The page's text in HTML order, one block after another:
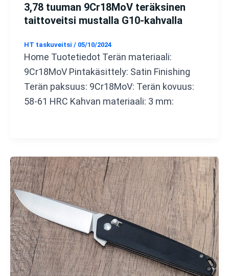
3,78 tuuman 9Cr18MoV teräksinen
taittoveitsi mustalla G10-kahvalla
HT taskuveitsi / 05/10/2024
Home Tuotetiedot Terän materiaali:
9Cr18MoV Pintakäsittely: Satin Finishing
Terän paksuus: 9Cr18MoV: Terän kovuus:
58-61 HRC Kahvan materiaali: 3 mm: